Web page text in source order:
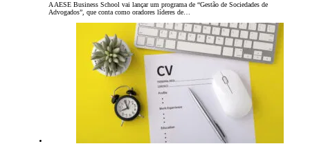
A AESE Business School vai lançar um programa de “Gestão de Sociedades de
Advogados”, que conta como oradores líderes de…